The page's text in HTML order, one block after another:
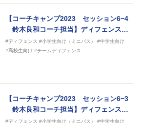
【コーチキャンプ2023 セッション6−4
鈴木良和コーチ担当】ディフェンス時
のシュートブロック
#ディフェンス #小学生向け（ミニバス）
#中学生向け
#高校生向け #チームディフェンス
【コーチキャンプ2023 セッション6−3
鈴木良和コーチ担当】ディフェンスフ
ットワーク
#ディフェンス #小学生向け（ミニバス）
#中学生向け